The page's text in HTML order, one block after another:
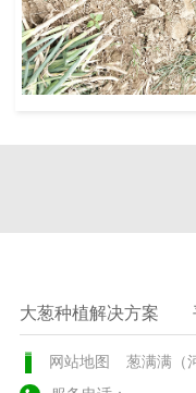
大葱种植解决方案
网站地图 葱满满（